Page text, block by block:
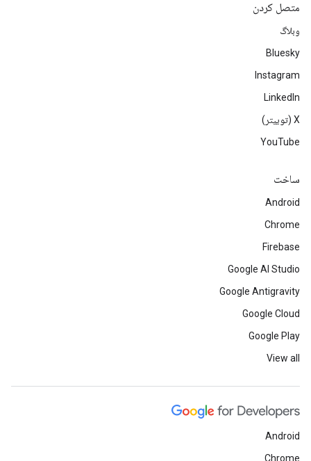
متصل کردن
وبلاگ
Bluesky
Instagram
LinkedIn
‫X (توییتر)
YouTube
ساخت
Android
Chrome
Firebase
Google AI Studio
Google Antigravity
Google Cloud
Google Play
View all
Android
Chrome